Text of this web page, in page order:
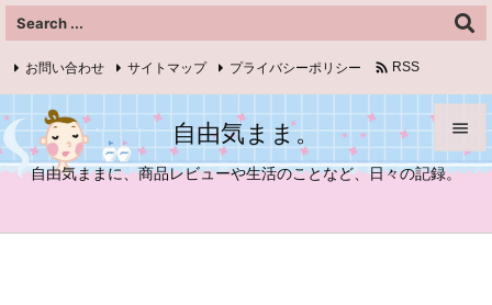
自由気まま。
自由気ままに、商品レビューや生活のことなど、日々の記録。



お問い合わせ サイトマップ プライバシーポリシー  RSS
Feedly